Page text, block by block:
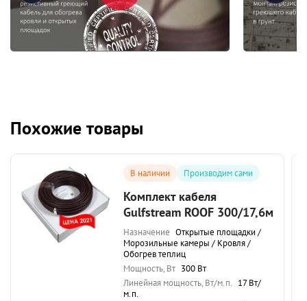
Похожие товары
В наличии Производим сами
Комплект кабеля
Gulfstream ROOF 300/17,6м
Назначение Открытые площадки /
Морозильные камеры / Кровля /
Обогрев теплиц
Мощность, Вт 300 Вт
Линейная мощность, Вт/м.п. 17 Вт/
м.п.